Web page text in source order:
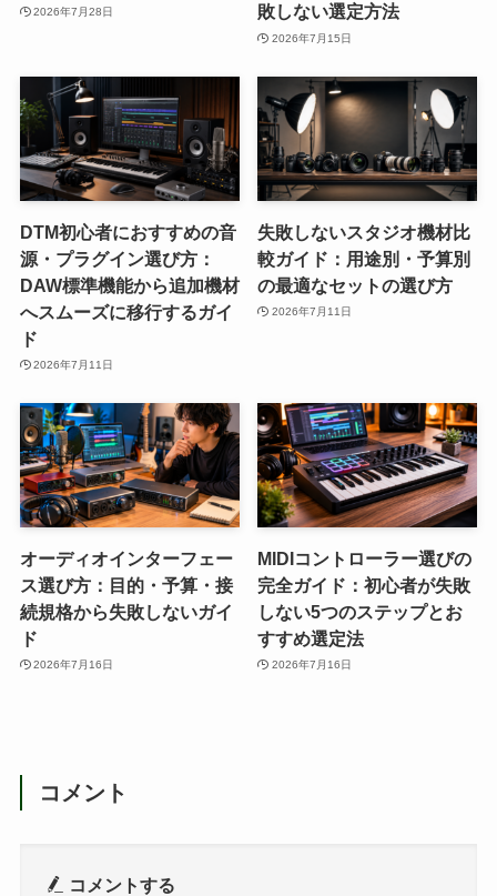
2026年7月28日 敗しない選定方法
2026年7月15日
DTM初心者におすすめの音
源・プラグイン選び方：
DAW標準機能から追加機材
へスムーズに移行するガイ
ド
2026年7月11日
失敗しないスタジオ機材比
較ガイド：用途別・予算別
の最適なセットの選び方
2026年7月11日
オーディオインターフェー
ス選び方：目的・予算・接
続規格から失敗しないガイ
ド
2026年7月16日
MIDIコントローラー選びの
完全ガイド：初心者が失敗
しない5つのステップとお
すすめ選定法
2026年7月16日
コメント
コメントする